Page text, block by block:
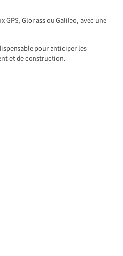
Glonass ou Galileo, avec une
pour anticiper les
et de construction.